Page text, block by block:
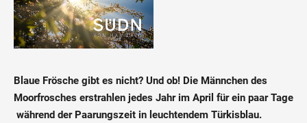
Blaue Frösche gibt es nicht? Und ob! Die Männchen des
Moorfrosches erstrahlen jedes Jahr im April für ein paar Tage
während der Paarungszeit in leuchtendem Türkisblau.